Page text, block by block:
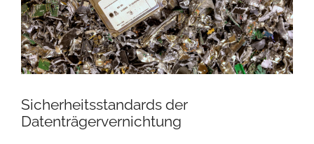
Sicherheitsstandards der
Datenträgervernichtung